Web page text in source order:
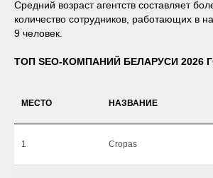
Средний возраст агентств составляет
количество сотрудников, работающих в
9 человек.
ТОП SEO-КОМПАНИЙ БЕЛАРУСИ 2026
МЕСТО НАЗВАНИЕ
1 Cropas